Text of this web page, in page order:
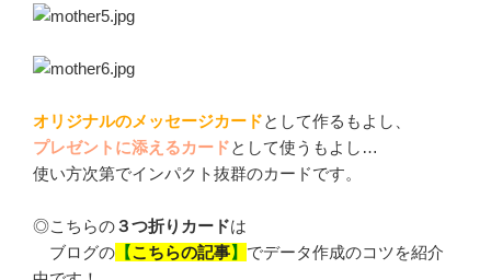
オリジナルのメッセージカードとして作るもよし、
プレゼントに添えるカードとして使うもよし…
使い方次第でインパクト抜群のカードです。
◎こちらの３つ折りカードは
ブログの 【こちらの記事】 でデータ作成のコツを紹介